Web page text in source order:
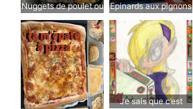
Nuggets de poulet ou
de porc
Epinards aux pignons
et à la crème fraîche
Je sais que c’est